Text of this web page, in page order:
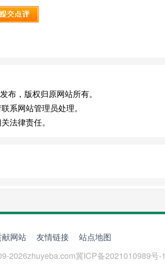
布，版权归原网站所有。
系网站管理员处理。
法律责任。
献网站 友情链接
站点地图
2026zhuyeba.com冀ICP备2021010989号-1